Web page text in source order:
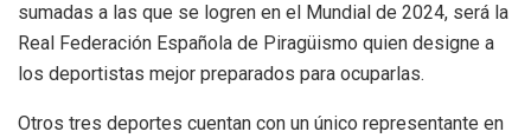
sumadas a las que se logren en el Mundial de 2024, será la
Real Federación Española de Piragüismo quien designe a
los deportistas mejor preparados para ocuparlas.
Otros tres deportes cuentan con un único representante en